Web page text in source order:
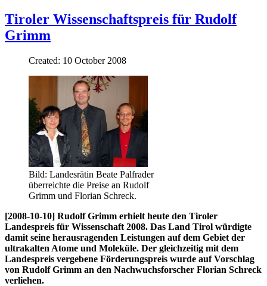
Tiroler Wissenschaftspreis für Rudolf
Grimm
Created: 10 October 2008
Bild: Landesrätin Beate Palfrader
überreichte die Preise an Rudolf
Grimm und Florian Schreck.
[2008-10-10] Rudolf Grimm erhielt heute den Tiroler
Landespreis für Wissenschaft 2008. Das Land Tirol würdigte
damit seine herausragenden Leistungen auf dem Gebiet der
ultrakalten Atome und Moleküle. Der gleichzeitig mit dem
Landespreis vergebene Förderungspreis wurde auf Vorschlag
von Rudolf Grimm an den Nachwuchsforscher Florian Schreck
verliehen.